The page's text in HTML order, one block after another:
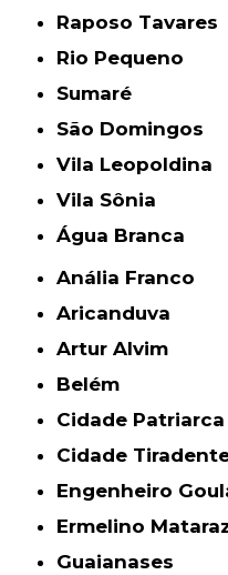
Raposo Tavares
Rio Pequeno
Sumaré
São Domingos
Vila Leopoldina
Vila Sônia
Água Branca
Anália Franco
Aricanduva
Artur Alvim
Belém
Cidade Patriarca
Cidade
Engenheiro
Ermelino
Guaianases